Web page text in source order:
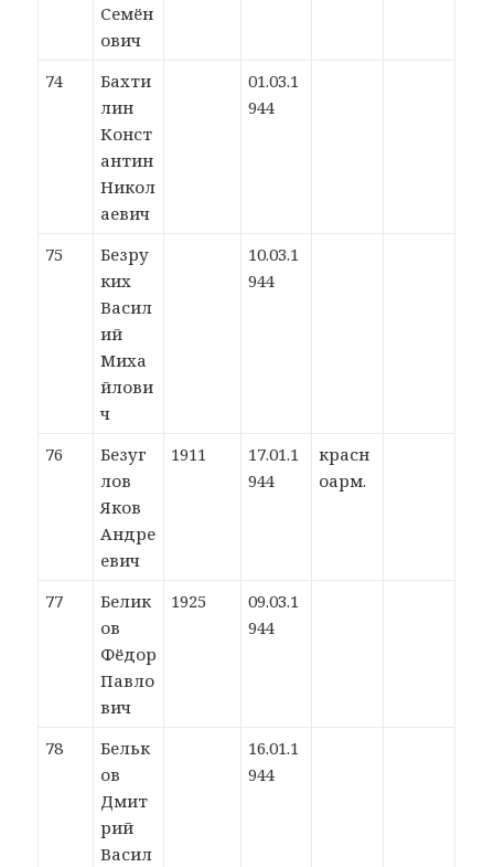
Семён
ович
74
Бахти
лин
Конст
антин
Никол
аевич
01.03.1
944
75
Безру
ких
Васил
ий
Миха
йлови
ч
10.03.1
944
76
Безуг
лов
Яков
Андре
евич
1911
17.01.1
944
красн
оарм.
77
Белик
ов
Фёдор
Павло
вич
1925
09.03.1
944
78
Бельк
ов
Дмит
рий
Васил
16.01.1
944